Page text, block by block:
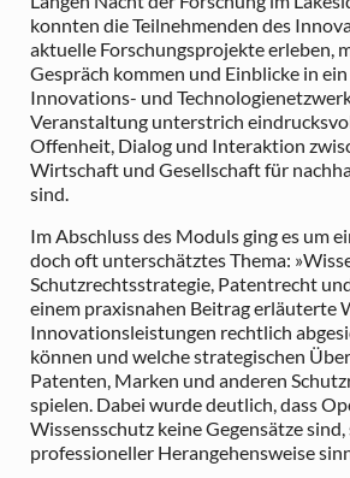
konnten die Teilnehmenden des
aktuelle Forschungsprojekte erleben,
Gespräch kommen und Einblicke in
Innovations- und
Veranstaltung unterstrich
Offenheit, Dialog und Interaktion
Wirtschaft und Gesellschaft für
sind.
Im Abschluss des Moduls ging es um
doch oft unterschätztes Thema:
Schutzrechtsstrategie, Patentrecht
einem praxisnahen Beitrag erläuterte
Innovationsleistungen rechtlich
können und welche strategischen
Patenten, Marken und anderen
spielen. Dabei wurde deutlich, dass
Wissensschutz keine Gegensätze
professioneller Herangehensweise